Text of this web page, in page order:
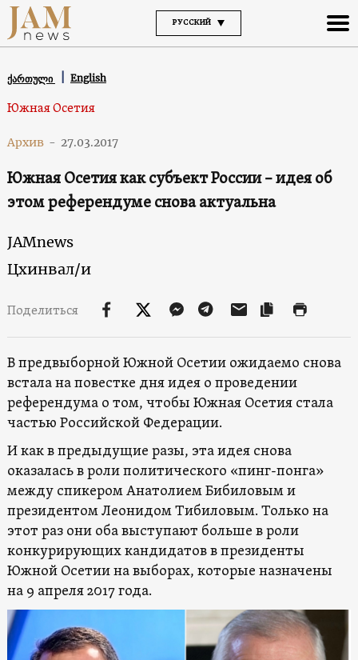
РУССКИЙ
ქართული English
Южная Осетия
Архив - 27.03.2017
Южная Осетия как субъект России – идея об
этом референдуме снова актуальна
JAMnews
Цхинвал/и
Поделиться
В предвыборной Южной Осетии ожидаемо снова
встала на повестке дня идея о проведении
референдума о том, чтобы Южная Осетия стала
частью Российской Федерации.
И как в предыдущие разы, эта идея снова
оказалась в роли политического «пинг-понга»
между спикером Анатолием Бибиловым и
президентом Леонидом Тибиловым. Только на
этот раз они оба выступают больше в роли
конкурирующих кандидатов в президенты
Южной Осетии на выборах, которые назначены
на 9 апреля 2017 года.